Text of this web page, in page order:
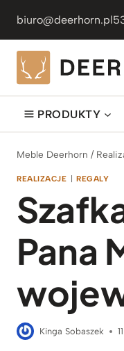
treści
biuro@deerhorn.pl
PRODUKTY
Meble Deerhorn /
REALIZACJE | REGALY
Pana
Kinga Sobaszek